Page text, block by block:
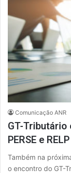
Comunicação ANR
GT-
PERSE e RELP
Também na
o encontro do GT-